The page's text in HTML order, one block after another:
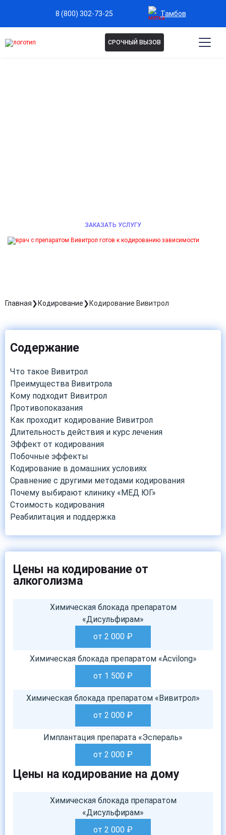
8 (800) 302-73-25 Тамбов
СРОЧНЫЙ ВЫЗОВ
ЗАКАЗАТЬ УСЛУГУ
Главная Кодирование Кодирование Вивитрол
Содержание
Что такое Вивитрол
Преимущества Вивитрола
Кому подходит Вивитрол
Противопоказания
Как проходит кодирование Вивитрол
Длительность действия и курс лечения
Эффект от кодирования
Побочные эффекты
Кодирование в домашних условиях
Сравнение с другими методами кодирования
Почему выбирают клинику «МЕД ЮГ»
Стоимость кодирования
Реабилитация и поддержка
Цены на кодирование от
алкоголизма
Химическая блокада препаратом
«Дисульфирам»
от 2 000 ₽
Химическая блокада препаратом «Acvilong»
от 1 500 ₽
Химическая блокада препаратом «Вивитрол»
от 2 000 ₽
Имплантация препарата «Эспераль»
от 2 000 ₽
Цены на кодирование на дому
Химическая блокада препаратом
«Дисульфирам»
от 2 000 ₽